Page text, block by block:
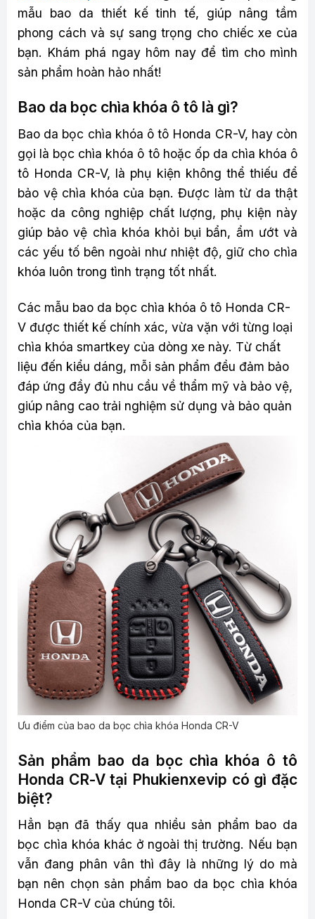
mẫu bao da thiết kế tinh tế, giúp nâng tầm
phong cách và sự sang trọng cho chiếc xe của
bạn. Khám phá ngay hôm nay để tìm cho mình
sản phẩm hoàn hảo nhất!
Bao da bọc chìa khóa ô tô là gì?
Bao da bọc chìa khóa ô tô Honda CR-V, hay còn
gọi là bọc chìa khóa ô tô hoặc ốp da chìa khóa ô
tô Honda CR-V, là phụ kiện không thể thiếu để
bảo vệ chìa khóa của bạn. Được làm từ da thật
hoặc da công nghiệp chất lượng, phụ kiện này
giúp bảo vệ chìa khóa khỏi bụi bẩn, ẩm ướt và
các yếu tố bên ngoài như nhiệt độ, giữ cho chìa
khóa luôn trong tình trạng tốt nhất.
Các mẫu bao da bọc chìa khóa ô tô Honda CR-
V được thiết kế chính xác, vừa vặn với từng loại
chìa khóa smartkey của dòng xe này. Từ chất
liệu đến kiểu dáng, mỗi sản phẩm đều đảm bảo
đáp ứng đầy đủ nhu cầu về thẩm mỹ và bảo vệ,
giúp nâng cao trải nghiệm sử dụng và bảo quản
chìa khóa của bạn.
Ưu điểm của bao da bọc chìa khóa Honda CR-V
Sản phẩm bao da bọc chìa khóa ô tô
Honda CR-V tại Phukienxevip có gì đặc
biệt?
Hẳn bạn đã thấy qua nhiều sản phẩm bao da
bọc chìa khóa khác ở ngoài thị trường. Nếu bạn
vẫn đang phân vân thì đây là những lý do mà
bạn nên chọn sản phẩm bao da bọc chìa khóa
Honda CR-V của chúng tôi.